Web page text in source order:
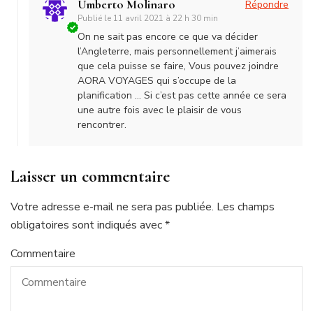
Umberto Molinaro
Publié le 11 avril 2021 à 22 h 30 min
Répondre
On ne sait pas encore ce que va décider
l’Angleterre, mais personnellement j’aimerais
que cela puisse se faire, Vous pouvez joindre
AORA VOYAGES qui s’occupe de la
planification … Si c’est pas cette année ce sera
une autre fois avec le plaisir de vous
rencontrer.
Laisser un commentaire
Votre adresse e-mail ne sera pas publiée. Les champs
obligatoires sont indiqués avec*
Commentaire